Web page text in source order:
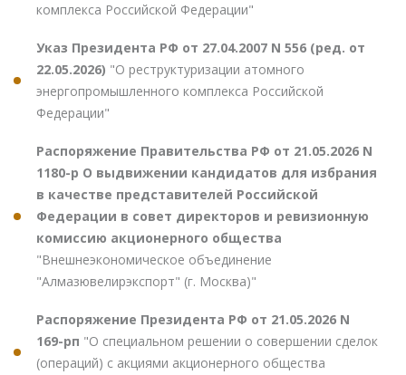
комплекса Российской Федерации"
Указ Президента РФ от 27.04.2007 N 556 (ред. от
22.05.2026) "О реструктуризации атомного
энергопромышленного комплекса Российской
Федерации"
Распоряжение Правительства РФ от 21.05.2026 N
1180-р О выдвижении кандидатов для избрания
в качестве представителей Российской
Федерации в совет директоров и ревизионную
комиссию акционерного общества
"Внешнеэкономическое объединение
"Алмазювелирэкспорт" (г. Москва)"
Распоряжение Президента РФ от 21.05.2026 N
169-рп "О специальном решении о совершении сделок
(операций) с акциями акционерного общества